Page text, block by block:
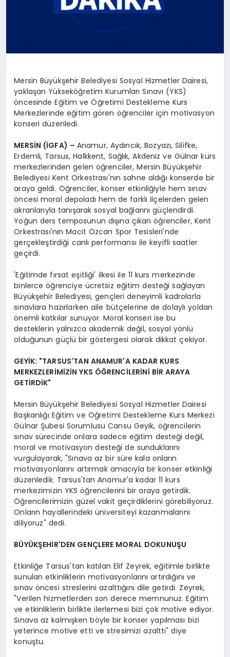
Mersin Büyükşehir Belediyesi Sosyal Hizmetler Dairesi,
yaklaşan Yükseköğretim Kurumları Sınavı (YKS)
öncesinde Eğitim ve Öğretimi Destekleme Kurs
Merkezlerinde eğitim gören öğrenciler için motivasyon
konseri düzenledi.
MERSİN (İGFA) – Anamur, Aydıncık, Bozyazı, Silifke,
Erdemli, Tarsus, Halkkent, Sağlık, Akdeniz ve Gülnar kurs
merkezlerinden gelen öğrenciler, Mersin Büyükşehir
Belediyesi Kent Orkestrası'nın sahne aldığı konserde bir
araya geldi. Öğrenciler, konser etkinliğiyle hem sınav
öncesi moral depoladı hem de farklı ilçelerden gelen
akranlarıyla tanışarak sosyal bağlarını güçlendirdi.
Yoğun ders temposunun dışına çıkan öğrenciler, Kent
Orkestrası'nın Macit Özcan Spor Tesisleri'nde
gerçekleştirdiği canlı performansı ile keyifli saatler
geçirdi.
'Eğitimde fırsat eşitliği' ilkesi ile 11 kurs merkezinde
binlerce öğrenciye ücretsiz eğitim desteği sağlayan
Büyükşehir Belediyesi, gençleri deneyimli kadrolarla
sınavlara hazırlarken aile bütçelerine de dolaylı yoldan
önemli katkılar sunuyor. Moral konseri ise bu
desteklerin yalnızca akademik değil, sosyal yönlü
olduğunun güçlü bir göstergesi olarak dikkat çekiyor.
GEYİK: "TARSUS'TAN ANAMUR'A KADAR KURS
MERKEZLERİMİZİN YKS ÖĞRENCİLERİNİ BİR ARAYA
GETİRDİK"
Mersin Büyükşehir Belediyesi Sosyal Hizmetler Dairesi
Başkanlığı Eğitim ve Öğretimi Destekleme Kurs Merkezi
Gülnar Şubesi Sorumlusu Cansu Geyik, öğrencilerin
sınav sürecinde onlara sadece eğitim desteği değil,
moral ve motivasyon desteği de sunduklarını
vurgulayarak, "Sınava az bir süre kala onların
motivasyonlarını artırmak amacıyla bir konser etkinliği
düzenledik. Tarsus'tan Anamur'a kadar 11 kurs
merkezimizin YKS öğrencilerini bir araya getirdik.
Öğrencilerimizin güzel vakit geçirdiklerini görebiliyoruz.
Onların hayallerindeki üniversiteyi kazanmalarını
diliyoruz" dedi.
BÜYÜKŞEHİR'DEN GENÇLERE MORAL DOKUNUŞU
Etkinliğe Tarsus'tan katılan Elif Zeyrek, eğitimle birlikte
sunulan etkinliklerin motivasyonlarını artırdığını ve
sınav öncesi streslerini azalttığını dile getirdi. Zeyrek,
"Verilen hizmetlerden son derece memnunuz. Eğitim
ve etkinliklerin birlikte ilerlemesi bizi çok motive ediyor.
Sınava az kalmışken böyle bir konser yapılması bizi
yeterince motive etti ve stresimizi azalttı" diye
konuştu.